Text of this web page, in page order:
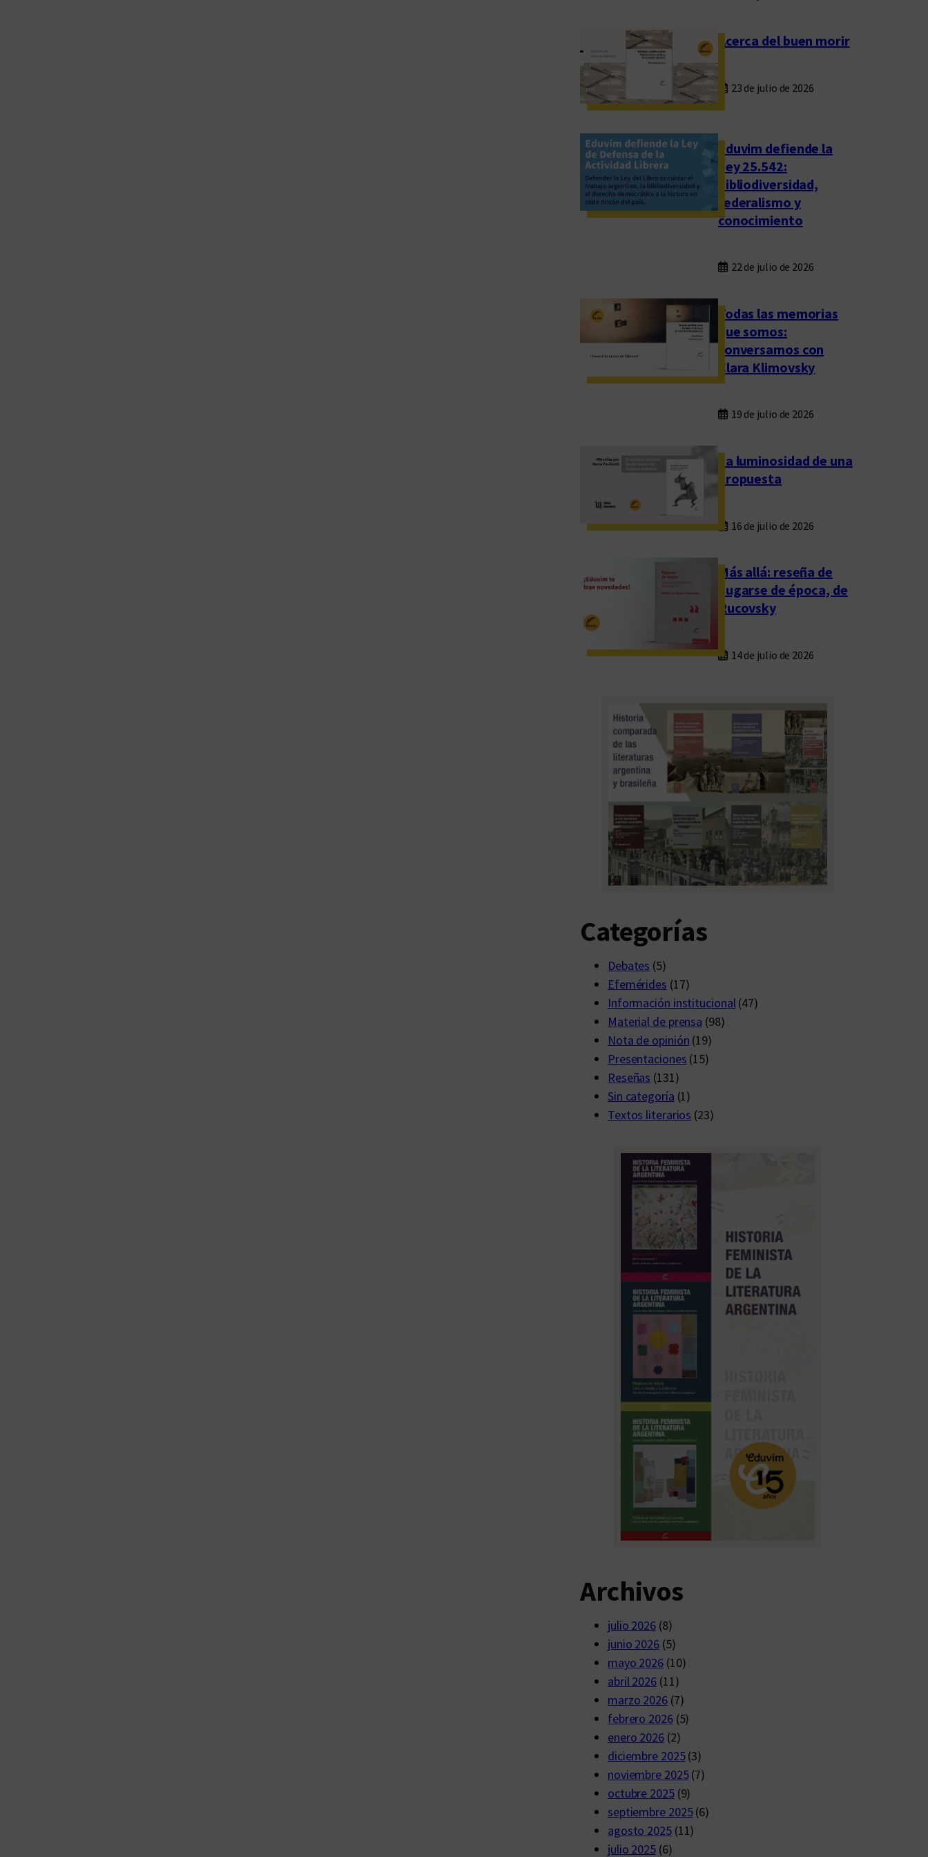
Acerca del buen morir
23 de julio de 2026
Eduvim defiende la
Ley 25.542:
bibliodiversidad,
federalismo y
conocimiento
22 de julio de 2026
Todas las memorias
que somos:
conversamos con
Clara Klimovsky
19 de julio de 2026
La luminosidad de una
propuesta
16 de julio de 2026
Más allá: reseña de
Fugarse de época, de
Rucovsky
14 de julio de 2026
Categorías
Debates (5)
Efemérides (17)
Información institucional(47)
Material de prensa (98)
Nota de opinión (19)
Presentaciones (15)
Reseñas (131)
Sin categoría (1)
Textos literarios (23)
Archivos
julio 2026(8)
junio 2026(5)
mayo 2026 (10)
abril 2026(11)
marzo 2026(7)
febrero 2026(5)
enero 2026(2)
diciembre 2025(3)
noviembre 2025(7)
octubre 2025(9)
septiembre 2025(6)
agosto 2025(11)
julio 2025(6)